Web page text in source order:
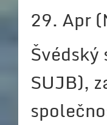
29. Apr
SUJB),